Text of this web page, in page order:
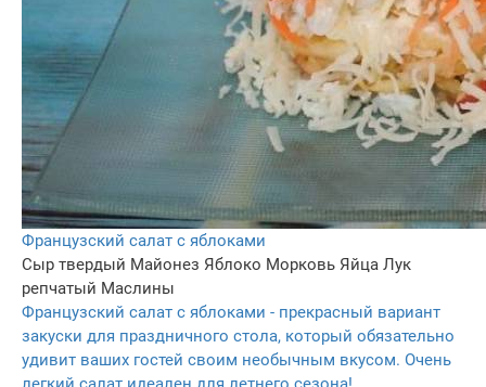
Французский салат с яблоками
Сыр твердый Майонез Яблоко Морковь Яйца Лук
репчатый Маслины
Французский салат с яблоками - прекрасный вариант
закуски для праздничного стола, который обязательно
удивит ваших гостей своим необычным вкусом. Очень